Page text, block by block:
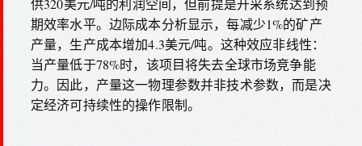
供320美元/吨的利润空间，但前提是开采系统达到预
期效率水平。边际成本分析显示，每减少1%的矿产
产量，生产成本增加4.3美元/吨。这种效应非线性：
当产量低于78%时，该项目将失去全球市场竞争能
力。因此，产量这一物理参数并非技术参数，而是决
定经济可持续性的操作限制。